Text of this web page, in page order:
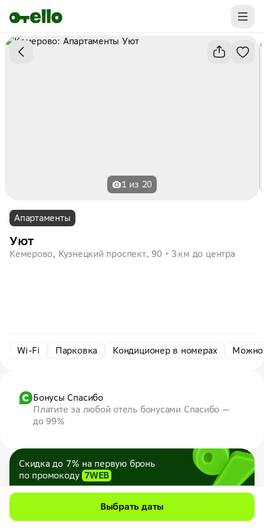
Промокоды на первую бронь уже ваши.
Забирайте выгоду
1 из 20
Апартаменты
Уют
Кемерово, Кузнецкий проспект, 90 3 км до центра
Wi-Fi Парковка Кондиционер в номерах Можно
Бонусы Спасибо
Платите за любой отель бонусами Спасибо —
до 99%
Скидка до 7% на первую бронь
по промокоду 7WEB
Максимум — 1000 ₽
Выбрать даты